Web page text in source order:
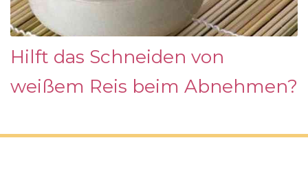
Hilft das Schneiden von
weißem Reis beim Abnehmen?